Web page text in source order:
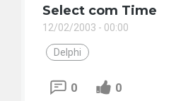
Select com Time
12/02/2003 - 00:00
Delphi
0 0